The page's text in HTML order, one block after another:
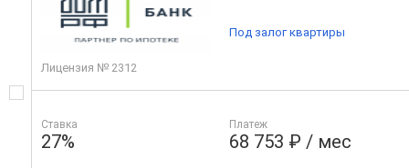
Лицензия № 2312
Ставка
27%
Платеж
68 753 ₽ / мес
Под залог квартиры